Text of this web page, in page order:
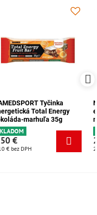
Tyčinka
Total Energy
marhuľa 35g
€
€ bez DPH